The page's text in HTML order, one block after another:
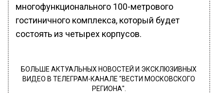
многофункционального 100-метрового
гостиничного комплекса, который будет
состоять из четырех корпусов.
БОЛЬШЕ АКТУАЛЬНЫХ НОВОСТЕЙ И ЭКСКЛЮЗИВНЫХ
ВИДЕО В ТЕЛЕГРАМ-КАНАЛЕ "ВЕСТИ МОСКОВСКОГО
РЕГИОНА".